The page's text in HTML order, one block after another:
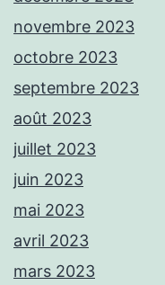
novembre 2023
octobre 2023
septembre 2023
août 2023
juillet 2023
juin 2023
mai 2023
avril 2023
mars 2023